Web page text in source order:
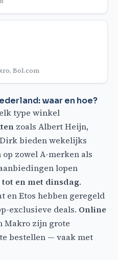
Bol.com
waar en hoe?
type winkel
zoals Albert Heijn,
bieden wekelijks
zowel A-merken als
lopen
en met dinsdag.
en Etos hebben geregeld
exclusieve deals. Online
Makro zijn grote
bestellen — vaak met